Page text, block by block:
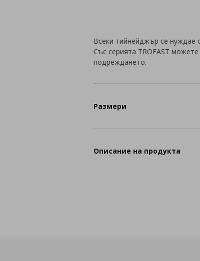
Всеки тийнейджър се нуждае
Със серията TROFAST
подреждането.
Размери
Описание на продукта